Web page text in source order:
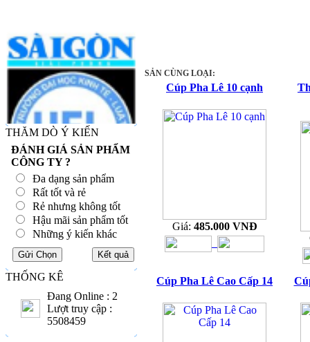
THĂM DÒ Ý KIẾN
ĐÁNH GIÁ SẢN PHẨM
CÔNG TY ?
Đa dạng sản phẩm
Rất tốt và rẻ
Rẻ nhưng không tốt
Hậu mãi sản phẩm tốt
Những ý kiến khác
THỐNG KÊ
Đang Online : 2
Lượt truy cập :
5508459
SẢN CÙNG LOẠI:
Cúp Pha Lê 10 cạnh
Giá: 485.000 VNĐ
Cúp Pha Lê Cao Cấp 14